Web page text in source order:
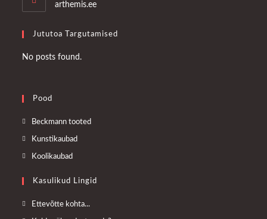
arthemis.ee
Jututoa Targutamised
No posts found.
Pood
Beckmann tooted
tab
Kunstikaubad
new
Koolikaubad
a
new
Kasulikud Lingid
Ettevõtte kohta...Opens